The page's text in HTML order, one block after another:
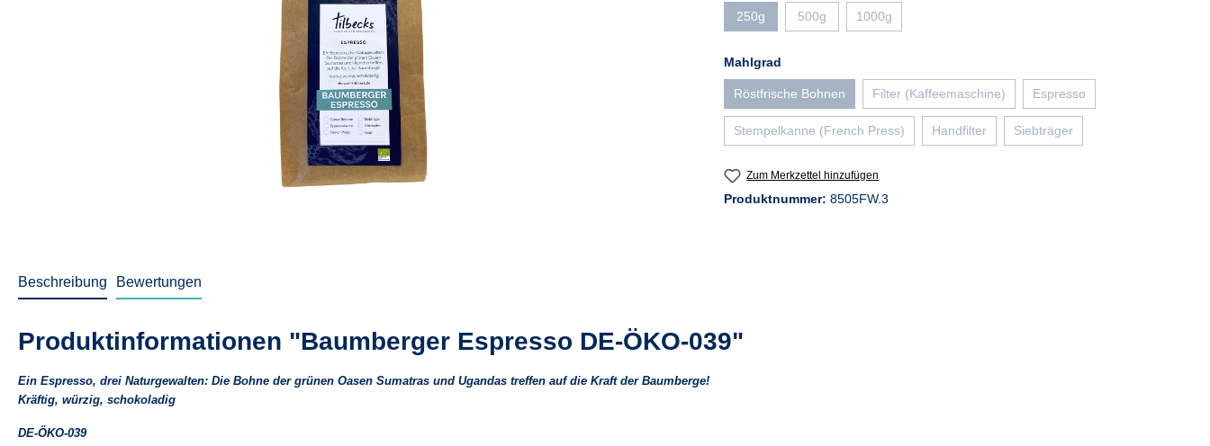
250g(Diese Option ist zurzeit nicht verfügbar.)
500g(Diese Option ist zurzeit nicht verfügbar.)
1000g(Diese Option ist zurzeit nicht verfügbar.)
Mahlgrad
Röstfrische Bohnen(Diese Option ist zurzeit nicht verfügbar.)
Filter (Kaffeemaschine)(Diese Option ist zurzeit nicht verfügbar.)
Espresso(Diese Option ist zurzeit nicht
Stempelkanne (French Press)(Diese Option ist zurzeit nicht verfügbar.)
Handfilter(Diese Option ist zurzeit nicht verfügbar.)
Siebträger(Diese Option ist zurzeit nicht
Zum Merkzettel hinzufügen
Produktnummer: 8505FW.3
Beschreibung Bewertungen
Produktinformationen "Baumberger Espresso DE-ÖKO-039"
Ein Espresso, drei Naturgewalten: Die Bohne der grünen Oasen Sumatras und Ugandas treffen auf die Kraft der Baumberge!
Kräftig, würzig, schokoladig
DE-ÖKO-039